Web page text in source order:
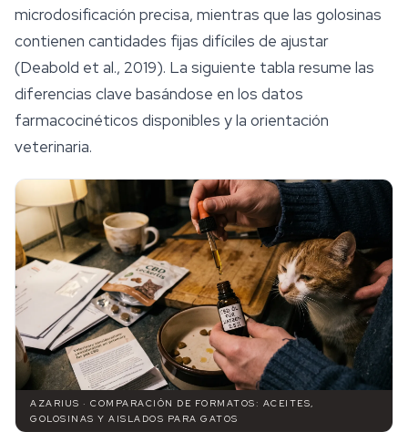
microdosificación precisa, mientras que las golosinas
contienen cantidades fijas difíciles de ajustar
(Deabold et al., 2019). La siguiente tabla resume las
diferencias clave basándose en los datos
farmacocinéticos disponibles y la orientación
veterinaria.
AZARIUS · COMPARACIÓN DE FORMATOS: ACEITES,
GOLOSINAS Y AISLADOS PARA GATOS